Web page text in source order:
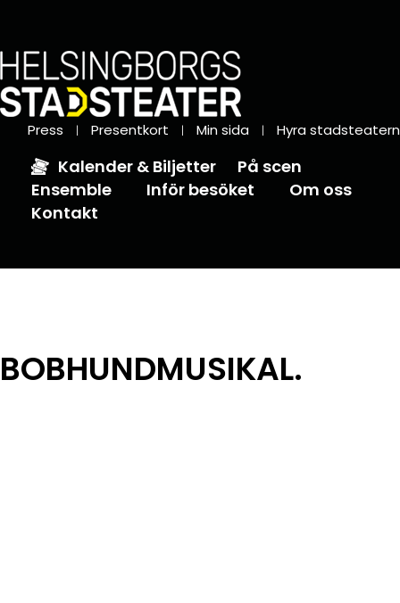
Press Presentkort Min sida Hyra stadsteatern
Kalender & Biljetter
På scen
Ensemble
Inför besöket
Om oss
Kontakt
BOBHUND­MUSIKAL.